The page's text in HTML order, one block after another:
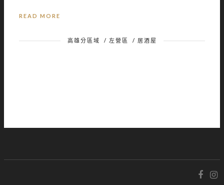
READ MORE
高雄分區域 / 左營區 / 居酒屋